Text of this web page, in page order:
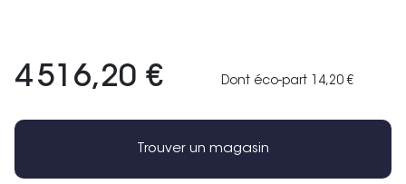
4 516,20 € Dont éco-part 14,20 €
Trouver un magasin